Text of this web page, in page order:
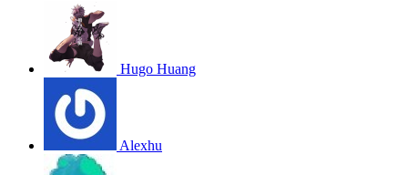
Hugo Huang
Alexhu